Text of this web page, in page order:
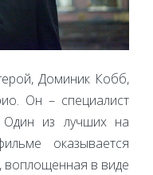
Доминик Кобб,
Он – специалист
из лучших на
оказывается
воплощенная в виде